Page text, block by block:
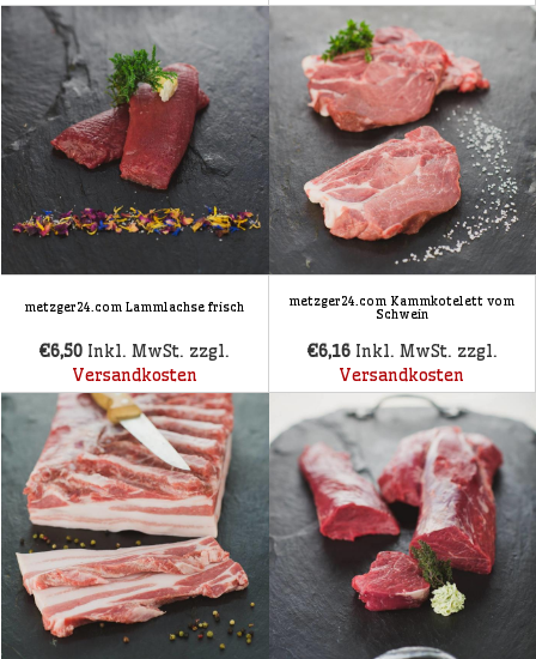
metzger24.com Lammlachse frisch
€6,50 Inkl. MwSt. zzgl.
Versandkosten
metzger24.com Kammkotelett vom
Schwein
€6,16 Inkl. MwSt. zzgl.
Versandkosten